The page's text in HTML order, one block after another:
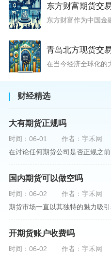
东方财富期货交
青岛北方现货交
财经精选
大有期货正规吗
时间：06-01
作者：宇禾网
国内期货可以做空吗
时间：06-02
作者：宇禾网
开期货账户收费吗
时间：06-02
作者：宇禾网